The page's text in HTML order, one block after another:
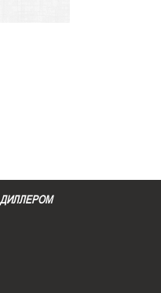
ДИЛЛЕРОМ